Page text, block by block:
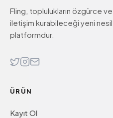
Fling, toplulukların özgürce
iletişim kurabileceği yeni
platformdur.
ÜRÜN
Kayıt Ol